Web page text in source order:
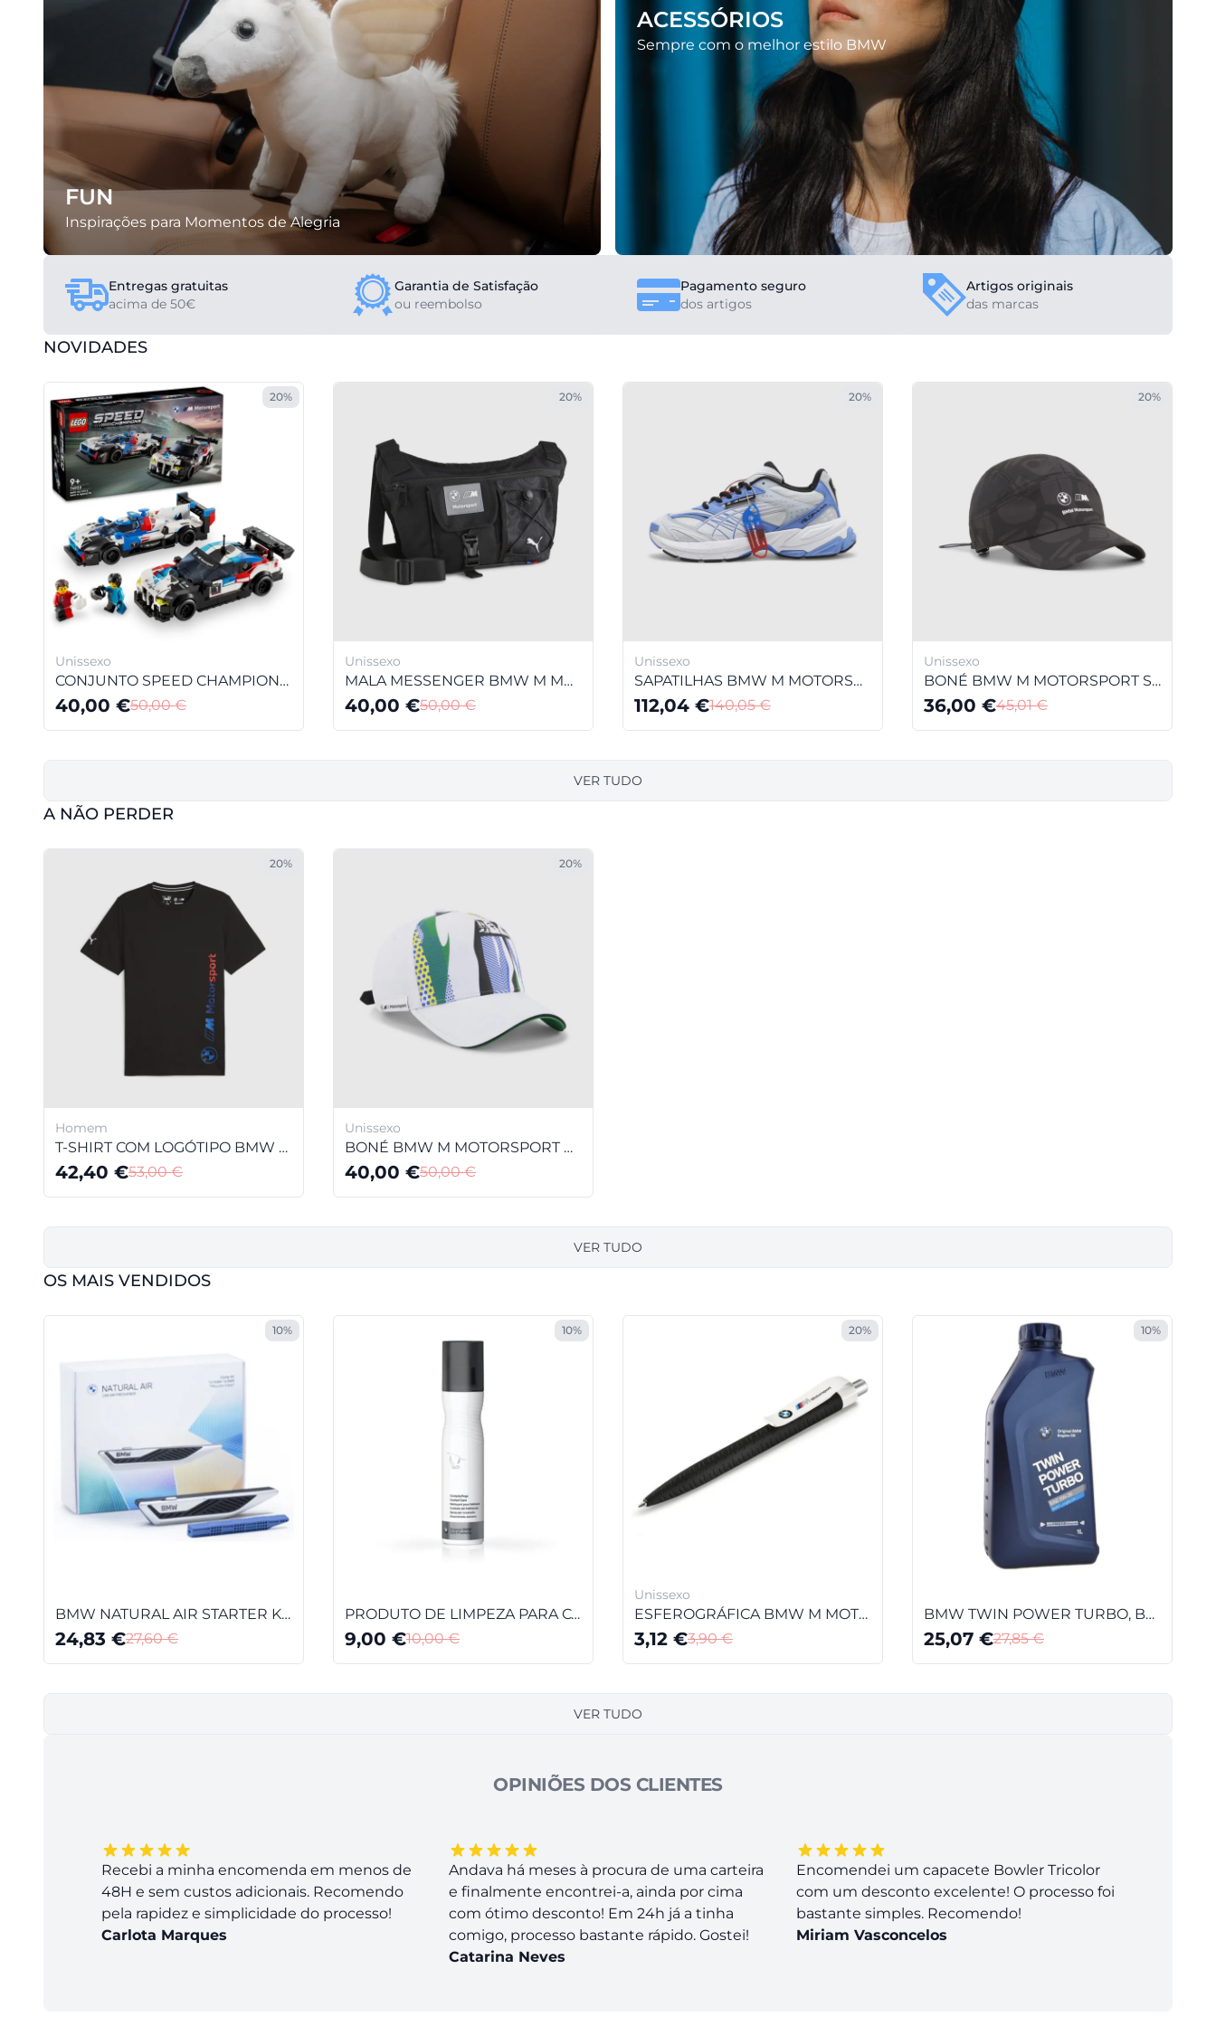
FUN
Inspirações para Momentos de Alegria
ACESSÓRIOS
Sempre com o melhor estilo BMW
Entregas gratuitas
acima de 50€
Garantia de Satisfação
ou reembolso
Pagamento seguro
dos artigos
Artigos originais
das marcas
NOVIDADES
20%
Unissexo
CONJUNTO SPEED CHAMPIONS BMW M MOTORSPORT
40,00 €50,00€
20%
Unissexo
MALA MESSENGER BMW M MOTORSPORT
40,00 €50,00€
20%
Unissexo
SAPATILHAS BMW M MOTORSPORT VELOPHASIS CGS
112,04 €140,05€
20%
Unissexo
BONÉ BMW M MOTORSPORT STATEMENT
36,00 €45,01€
VER TUDO
A NÃO PERDER
20%
Homem
T-SHIRT COM LOGÓTIPO BMW M MOTORSPORT PARA HOMEM
42,40 €53,00€
20%
Unissexo
BONÉ BMW M MOTORSPORT RL UNISSEXO
40,00 €50,00€
VER TUDO
OS MAIS VENDIDOS
10%
BMW NATURAL AIR STARTER KIT
24,83 €27,60€
10%
PRODUTO DE LIMPEZA PARA COCKPIT E PLÁSTICOS BMW (250 ML)
9,00 €10,00€
20%
Unissexo
ESFEROGRÁFICA BMW M MOTORSPORT
3,12 €3,90€
10%
BMW TWIN POWER TURBO, BMW LONGLIFE-04, SAE 5W-30, 1000 ML
25,07 €27,85€
VER TUDO
OPINIÕES DOS CLIENTES
Recebi a minha encomenda em menos de
48H e sem custos adicionais. Recomendo
pela rapidez e simplicidade do processo!
Carlota Marques
Andava há meses à procura de uma carteira
e finalmente encontrei-a, ainda por cima
com ótimo desconto! Em 24h já a tinha
comigo, processo bastante rápido. Gostei!
Catarina Neves
Encomendei um capacete Bowler Tricolor
com um desconto excelente! O processo foi
bastante simples. Recomendo!
Miriam Vasconcelos